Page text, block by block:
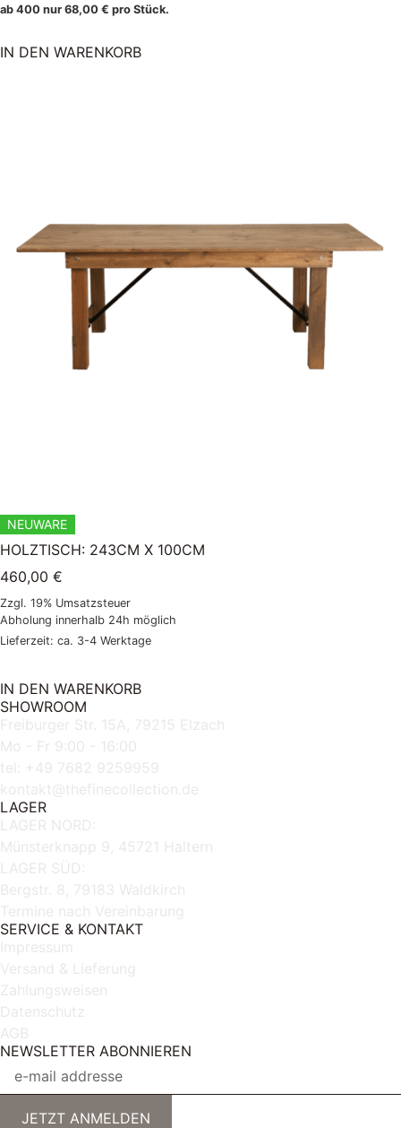
ab 400 nur 68,00 € pro Stück.
IN DEN WARENKORB
NEUWARE
HOLZTISCH: 243CM X 100CM
460,00 €
Zzgl. 19% Umsatzsteuer
Abholung innerhalb 24h möglich
Lieferzeit: ca. 3-4 Werktage
IN DEN WARENKORB
SHOWROOM
Freiburger Str. 15A, 79215 Elzach
Mo - Fr 9:00 - 16:00
tel: +49 7682 9259959
kontakt@thefinecollection.de
LAGER
LAGER NORD:
Münsterknapp 9, 45721 Haltern
LAGER SÜD:
Bergstr. 8, 79183 Waldkirch
Termine nach Vereinbarung
SERVICE & KONTAKT
Impressum
Versand & Lieferung
Zahlungsweisen
Datenschutz
AGB
NEWSLETTER ABONNIEREN
JETZT ANMELDEN